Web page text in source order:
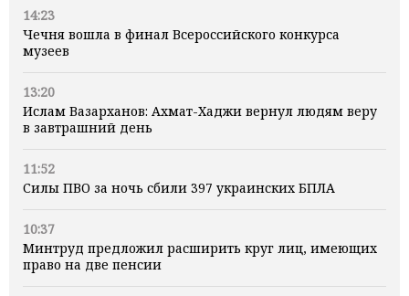
14:23
Чечня вошла в финал Всероссийского конкурса
музеев
13:20
Ислам Вазарханов: Ахмат-Хаджи вернул людям веру
в завтрашний день
11:52
Силы ПВО за ночь сбили 397 украинских БПЛА
10:37
Минтруд предложил расширить круг лиц, имеющих
право на две пенсии